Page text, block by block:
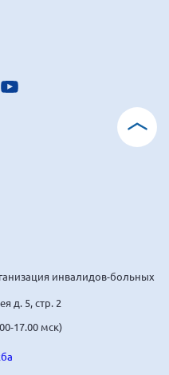
инвалидов-больных
д. 5, стр. 2
17.00 мск)